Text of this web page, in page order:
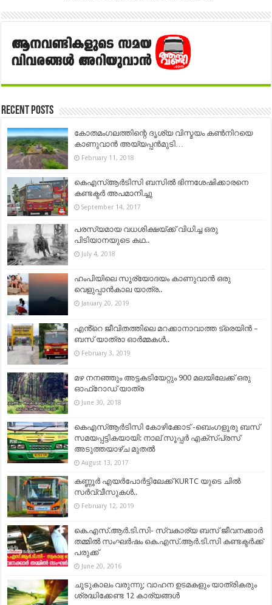
Recent Posts
കോതമംഗലത്തിന്റെ ദൃശ്യ വിസ്മയം കൺനിറയെ
കാണുവാൻ അയ്യപ്പന്‍മുടി…
February 11, 2018
കെഎസ്ആർടിസി ബസിൽ ഭിന്നശേഷിക്കാരനെ
കണ്ടക്ടർ അപമാനിച്ചു
September 14, 2017
പരസ്യമായ വധശിക്ഷയ്ക്ക് വിധിച്ച ഒരു
പിടിയാനയുടെ കഥ..
July 4, 2018
ഹംപിയിലെ സൂര്യോദയം കാണുവാൻ ഒരു
വെളുപ്പാൻകാല യാത്ര..
January 20, 2019
എൻ്റെ ജീവിതത്തിലെ മറക്കാനാവാത്ത ട്രെയിൻ –
ബസ് യാത്രാ ഓർമ്മകൾ..
February 3, 2019
മഴ നനഞ്ഞും അട്ടകടിയേറ്റും 900 മലയിലേക്ക് ഒരു
ഓഫ്‌റോഡ് യാത്ര
June 30, 2018
കെഎസ്ആര്‍ടിസി കോഴിക്കോട് -ബെംഗളൂരു ബസ്
സമയപ്പട്ടികയായി: നാല് സൂപ്പർ എക്സ്പ്രസ്
അടുത്തയാഴ്ച മുതൽ
August 13, 2017
കണ്ണൂർ എയർപോർട്ടിലേക്ക് KURTC യുടെ ചിൽ
സർവ്വീസുകൾ..
February 12, 2019
കെ.എസ്.ആര്‍.ടി.സി- സ്വകാര്യ ബസ് ജീവനക്കാര്‍
തമ്മില്‍ സംഘര്‍ഷം കെ.എസ്.ആര്‍.ടി.സി കണ്ടക്ടര്‍ക്ക്
പരുക്ക്
June 20, 2016
ചൂടുകാലം വരുന്നു; വാഹന ഉടമകളും യാത്രികരും
ശ്രദ്ധിക്കേണ്ട 12 കാര്യങ്ങള്‍